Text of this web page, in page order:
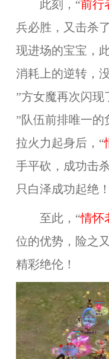
此刻，“前行
兵必胜，又击杀
现进场的宝宝，
消耗上的逆转，
”方女魔再次闪现
”队伍前排唯一的
拉火力起身后，“
手平砍，成功击
只白泽成功起绝！
至此，“情怀
位的优势，险之
精彩绝伦！